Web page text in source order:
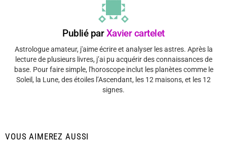
Publié parXavier cartelet
Astrologue amateur, j'aime écrire et analyser les astres. Après la
lecture de plusieurs livres, j’ai pu acquérir des connaissances de
base. Pour faire simple, l'horoscope inclut les planètes comme le
Soleil, la Lune, des étoiles l’Ascendant, les 12 maisons, et les 12
signes.
VOUS AIMEREZ AUSSI